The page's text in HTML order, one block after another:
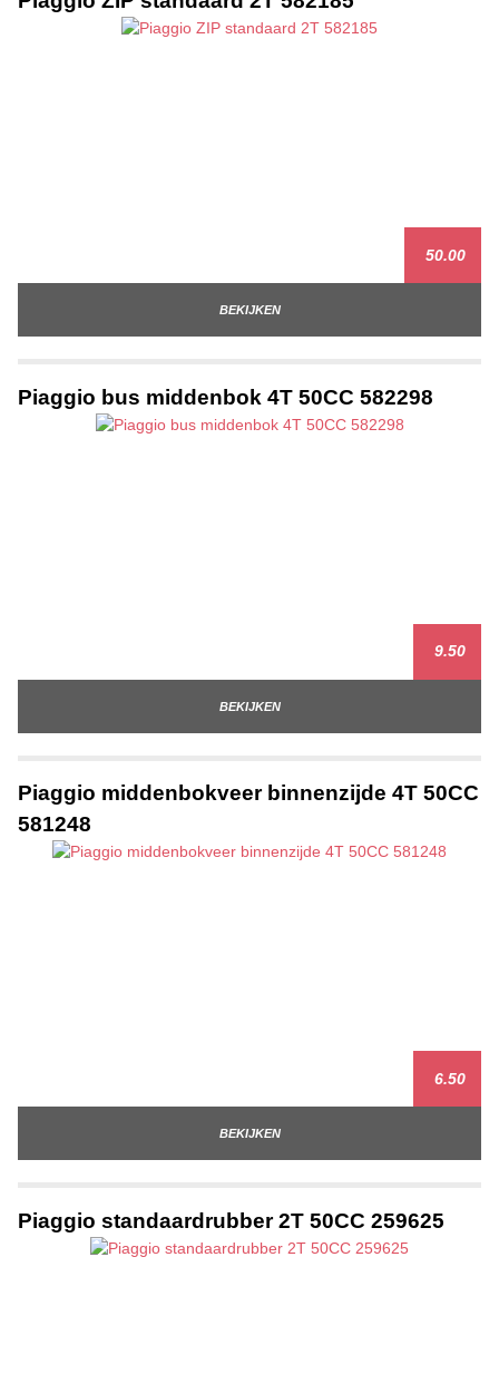
50.00
BEKIJKEN
Piaggio bus middenbok 4T 50CC 582298
9.50
BEKIJKEN
Piaggio middenbokveer binnenzijde 4T 50CC
581248
6.50
BEKIJKEN
Piaggio standaardrubber 2T 50CC 259625